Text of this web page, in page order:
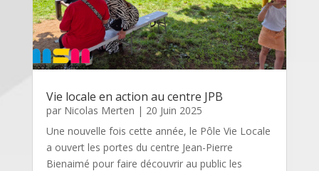
Vie locale en action au centre JPB
par Nicolas Merten | 20 Juin 2025
Une nouvelle fois cette année, le Pôle Vie Locale
a ouvert les portes du centre Jean-Pierre
Bienaimé pour faire découvrir au public les